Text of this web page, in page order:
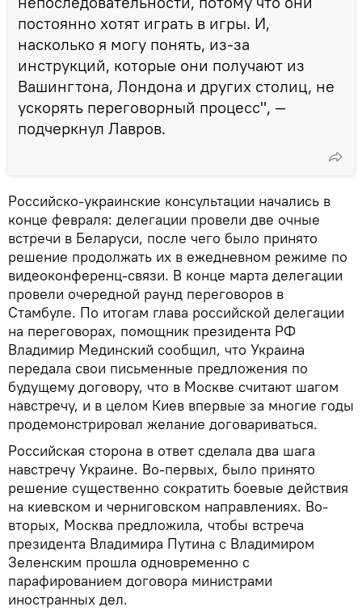
постоянно хотят играть в игры. И,
насколько я могу понять, из-за
инструкций, которые они получают из
Вашингтона, Лондона и других столиц, не
ускорять переговорный процесс", —
подчеркнул Лавров.
Российско-украинские консультации начались в
конце февраля: делегации провели две очные
встречи в Беларуси, после чего было принято
решение продолжать их в ежедневном режиме по
видеоконференц-связи. В конце марта делегации
провели очередной раунд переговоров в
Стамбуле. По итогам глава российской делегации
на переговорах, помощник президента РФ
Владимир Мединский сообщил, что Украина
передала свои письменные предложения по
будущему договору, что в Москве считают шагом
навстречу, и в целом Киев впервые за многие годы
продемонстрировал желание договариваться.
Российская сторона в ответ сделала два шага
навстречу Украине. Во-первых, было принято
решение существенно сократить боевые действия
на киевском и черниговском направлениях. Во-
вторых, Москва предложила, чтобы встреча
президента Владимира Путина с Владимиром
Зеленским прошла одновременно с
парафированием договора министрами
иностранных дел.